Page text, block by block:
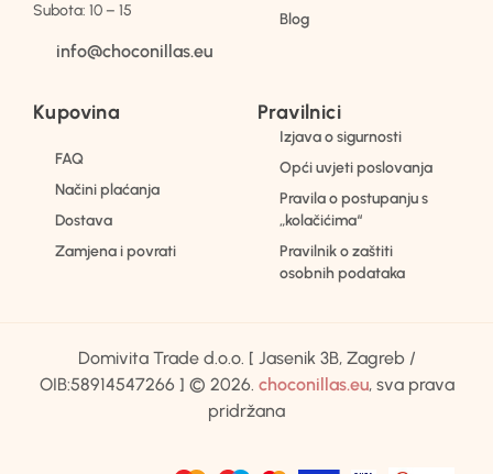
Subota: 10 – 15
info@choconillas.eu
Blog
Kupovina
FAQ
Načini plaćanja
Dostava
Zamjena i povrati
Pravilnici
Izjava o sigurnosti
Opći uvjeti poslovanja
Pravila o postupanju s
„kolačićima“
Pravilnik o zaštiti
osobnih podataka
Domivita Trade d.o.o. [ Jasenik 3B, Zagreb /
OIB:58914547266 ] © 2026. choconillas.eu, sva prava
pridržana